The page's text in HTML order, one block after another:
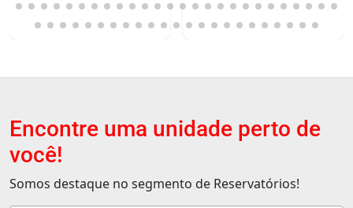
Encontre uma unidade perto de
você!
Somos destaque no segmento de Reservatórios!